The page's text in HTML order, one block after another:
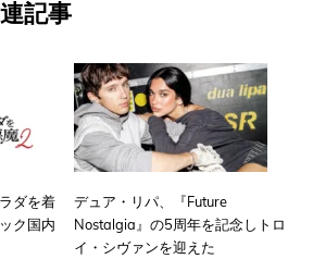
記事
ダを着
ク国内
デュア・リパ、『Future
Nostalgia』の5周年を記念しトロ
イ・シヴァンを迎えた